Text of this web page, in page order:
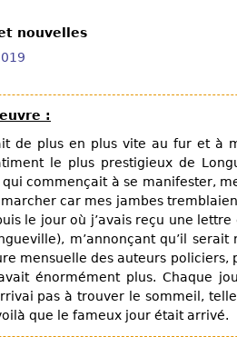
nouvelles
:
de plus en plus vite au fur et à
le plus prestigieux de
qui commençait à se manifester,
marcher car mes jambes
le jour où j’avais reçu une
m’annonçant qu’il
mensuelle des auteurs policiers,
énormément plus. Chaque
pas à trouver le sommeil,
que le fameux jour était arrivé.